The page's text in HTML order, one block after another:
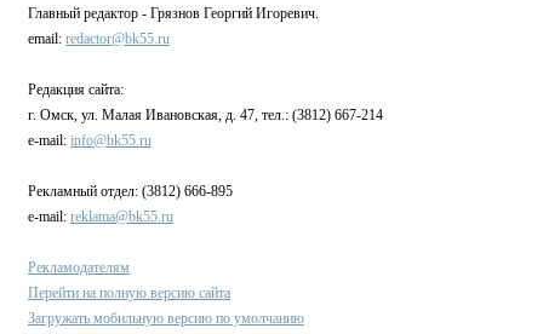
Главный редактор - Грязнов Георгий Игоревич.
email: redactor@bk55.ru
Редакция сайта:
г. Омск, ул. Малая Ивановская, д. 47, тел.: (3812) 667-214
e-mail: info@bk55.ru
Рекламный отдел: (3812) 666-895
e-mail: reklama@bk55.ru
Рекламодателям
Перейти на полную версию сайта
Загружать мобильную версию по умолчанию